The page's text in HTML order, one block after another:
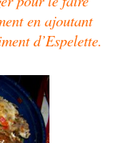
en ajoutant
d’Espelette.